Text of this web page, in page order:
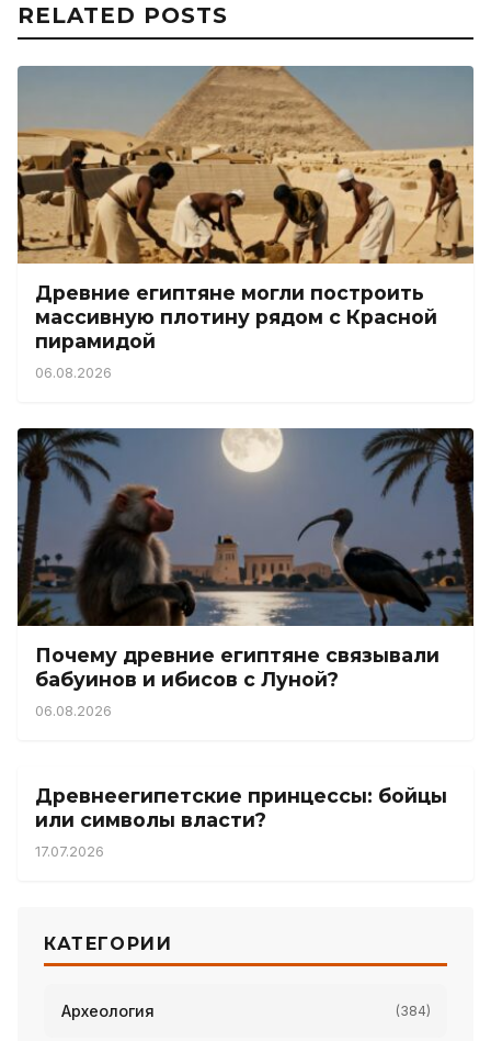
RELATED POSTS
Древние египтяне могли построить
массивную плотину рядом с Красной
пирамидой
06.08.2026
Почему древние египтяне связывали
бабуинов и ибисов с Луной?
06.08.2026
Древнеегипетские принцессы: бойцы
или символы власти?
17.07.2026
КАТЕГОРИИ
Археология (384)